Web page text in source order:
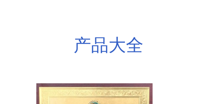
产品大全